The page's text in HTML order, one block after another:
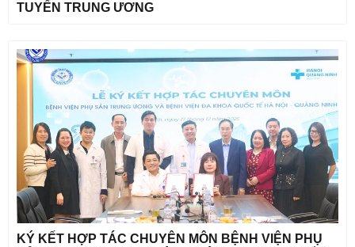
TUYẾN TRUNG ƯƠNG
KÝ KẾT HỢP TÁC CHUYÊN MÔN BỆNH VIỆN PHỤ